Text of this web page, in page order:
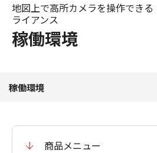
稼働環境
地図上で高所カメラを操作でき
ライアンス
稼働環境
商品メニュー